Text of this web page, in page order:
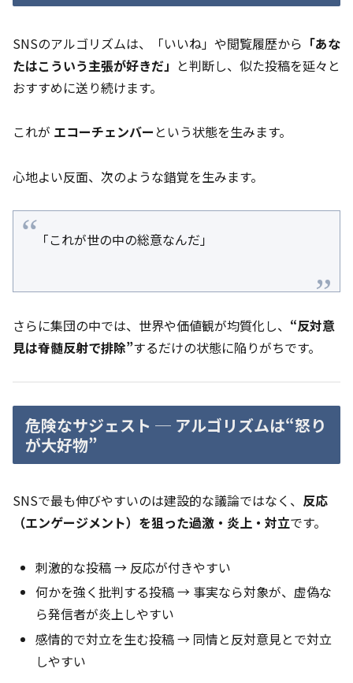
SNSのアルゴリズムは、「いいね」や閲覧履歴から 「あな
たはこういう主張が好きだ」 と判断し、似た投稿を延々と
おすすめに送り続けます。
これが エコーチェンバー という状態を生みます。
心地よい反面、次のような錯覚を生みます。
「これが世の中の総意なんだ」
さらに集団の中では、世界や価値観が均質化し、 “反対意
見は脊髄反射で排除”するだけの状態に陥りがちです。
危険なサジェスト ─ アルゴリズムは“怒り
が大好物”
SNSで最も伸びやすいのは建設的な議論ではなく、 反応
（エンゲージメント）を狙った過激 ・炎上 ・ 対立です。
刺激的な投稿 → 反応が付きやすい
何かを強く批判する投稿 → 事実なら対象が、虚偽な
ら発信者が炎上しやすい
感情的で対立を生む投稿 → 同情と反対意見とで対立
しやすい